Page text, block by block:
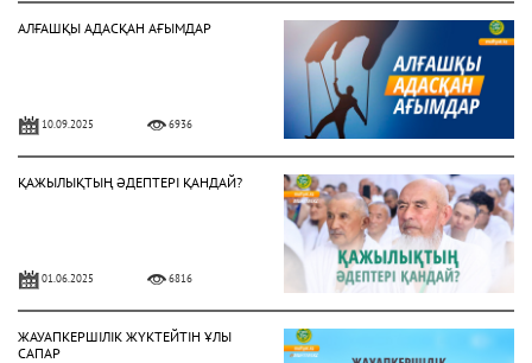
АЛҒАШҚЫ АДАСҚАН АҒЫМДАР
10.09.2025 6936
ҚАЖЫЛЫҚТЫҢ ӘДЕПТЕРІ ҚАНДАЙ?
01.06.2025 6816
ЖАУАПКЕРШІЛІК ЖҮКТЕЙТІН ҰЛЫ
САПАР